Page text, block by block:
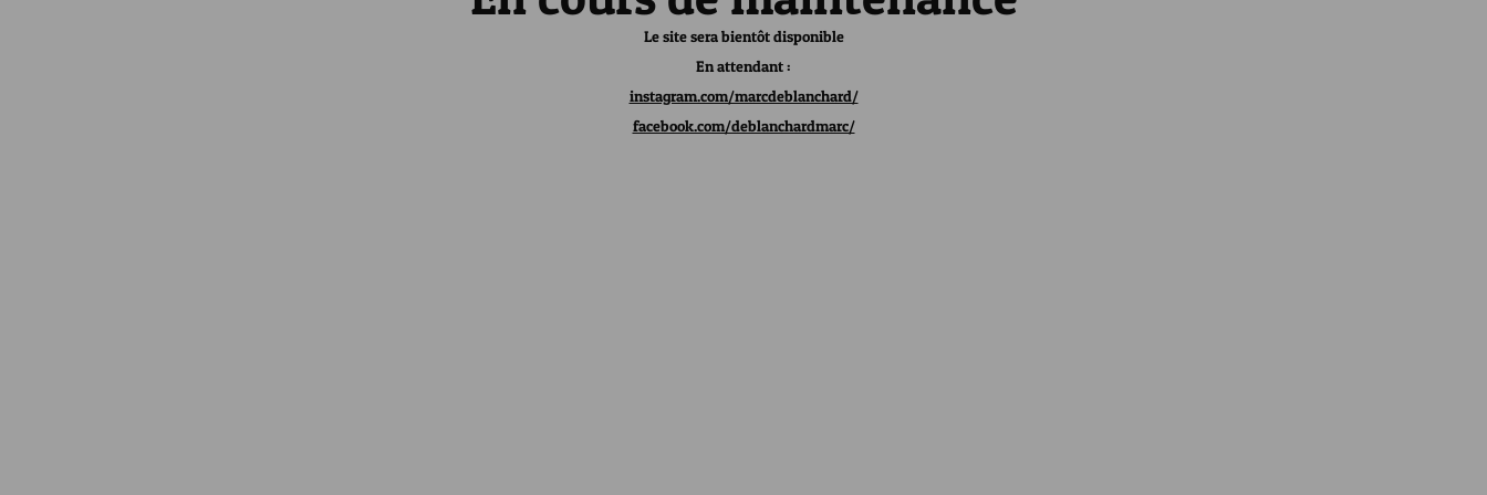
Le site sera bientôt disponible
En attendant :
instagram.com/marcdeblanchard/
facebook.com/deblanchardmarc/